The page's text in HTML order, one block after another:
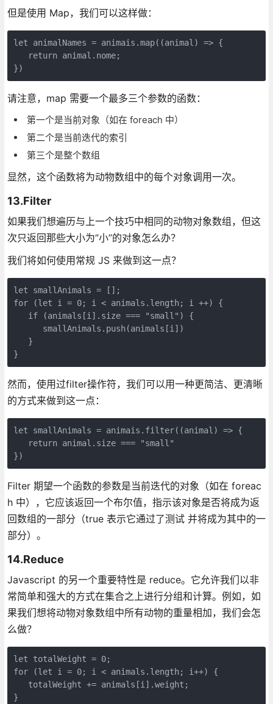
但是使用 Map，我们可以这样做：
let animalNames = animais.map((animal) => {
   return animal.nome;
})
请注意，map 需要一个最多三个参数的函数：
第一个是当前对象（如在 foreach 中）
第二个是当前迭代的索引
第三个是整个数组
显然，这个函数将为动物数组中的每个对象调用一次。
13.Filter
如果我们想遍历与上一个技巧中相同的动物对象数组，但这
次只返回那些大小为“小”的对象怎么办？
我们将如何使用常规 JS 来做到这一点？
let smallAnimals = [];
for (let i = 0; i < animals.length; i ++) {
   if (animals[i].size === "small") {
      smallAnimals.push(animals[i])
   }
}
然而，使用过filter操作符，我们可以用一种更简洁、更清晰
的方式来做到这一点：
let smallAnimals = animais.filter((animal) => {
   return animal.size === "small"
})
Filter 期望一个函数的参数是当前迭代的对象（如在 foreac
h 中），它应该返回一个布尔值，指示该对象是否将成为返
回数组的一部分（true 表示它通过了测试 并将成为其中的一
部分）。
14.Reduce
Javascript 的另一个重要特性是 reduce。它允许我们以非
常简单和强大的方式在集合之上进行分组和计算。例如，如
果我们想将动物对象数组中所有动物的重量相加，我们会怎
么做？
let totalWeight = 0;
for (let i = 0; i < animals.length; i++) {
   totalWeight += animals[i].weight;
}